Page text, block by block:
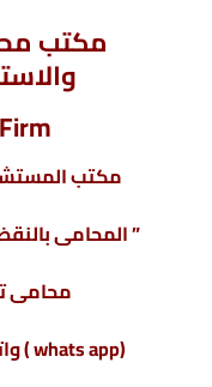
مكتب
مكتب
” المحامى
محامى
(whats app ) واتس أب : 201220615243+